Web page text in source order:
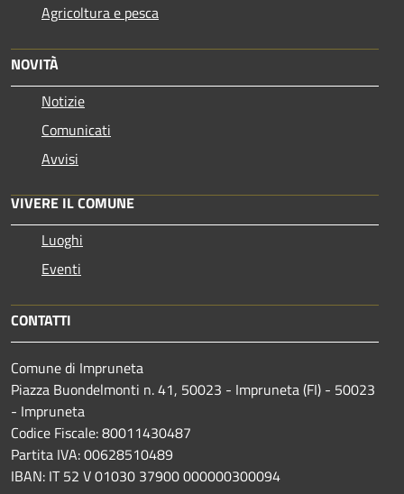
Agricoltura e pesca
NOVITÀ
Notizie
Comunicati
Avvisi
VIVERE IL COMUNE
Luoghi
Eventi
CONTATTI
Comune di Impruneta
Piazza Buondelmonti n. 41, 50023 - Impruneta (FI) - 50023
- Impruneta
Codice Fiscale: 80011430487
Partita IVA: 00628510489
IBAN: IT 52 V 01030 37900 000000300094